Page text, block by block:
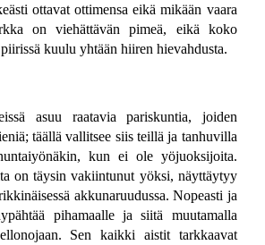
ottavat ottimensa eikä mikään vaara
on viehättävän pimeä, eikä koko
kuulu yhtään hiiren hievahdusta.
asuu raatavia pariskuntia, joiden
täällä vallitsee siis teillä ja tanhuvilla
kun ei ole yöjuoksijoita.
on täysin vakiintunut yöksi, näyttäytyy
akkunaruudussa. Nopeasti ja
pihamaalle ja siitä muutamalla
Sen kaikki aistit tarkkaavat